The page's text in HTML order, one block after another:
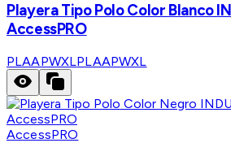
Playera Tipo Polo Color Blanco
AccessPRO
PLAAPWXLPLAAPWXL
AccessPRO